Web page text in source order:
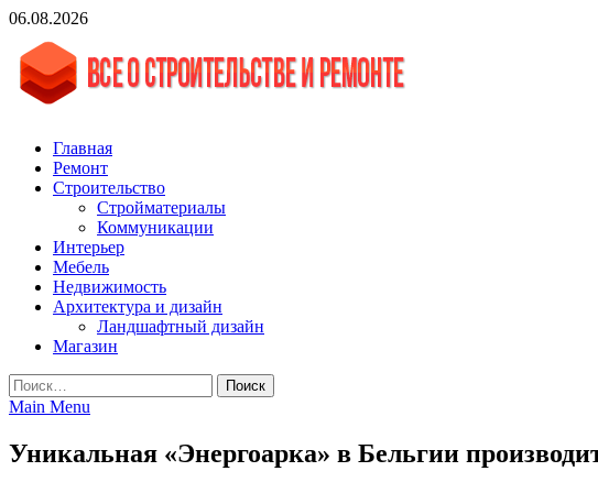
Skip
content
06.08.2026
vgasa.ru
Строительный журнал. Всё о строительстве и ремонтах
Главная
Ремонт
Строительство
Стройматериалы
Коммуникации
Интерьер
Мебель
Недвижимость
Архитектура и дизайн
Ландшафтный дизайн
Магазин
Найти:
Main Menu
Уникальная «Энергоарка» в Бельгии